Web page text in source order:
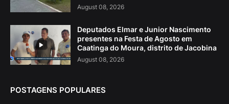
August 08, 2026
Deputados Elmar e Junior Nascimento
presentes na Festa de Agosto em
Caatinga do Moura, distrito de Jacobina
August 08, 2026
POSTAGENS POPULARES